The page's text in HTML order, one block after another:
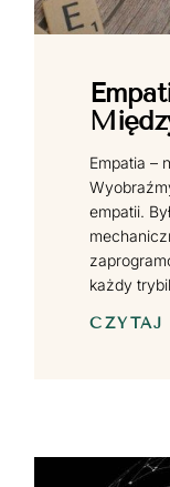
Empatia –
empatii.
każdy
CZYTAJ